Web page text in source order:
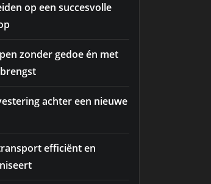
op een succesvolle
zonder gedoe én met
achter een nieuwe
efficiënt en